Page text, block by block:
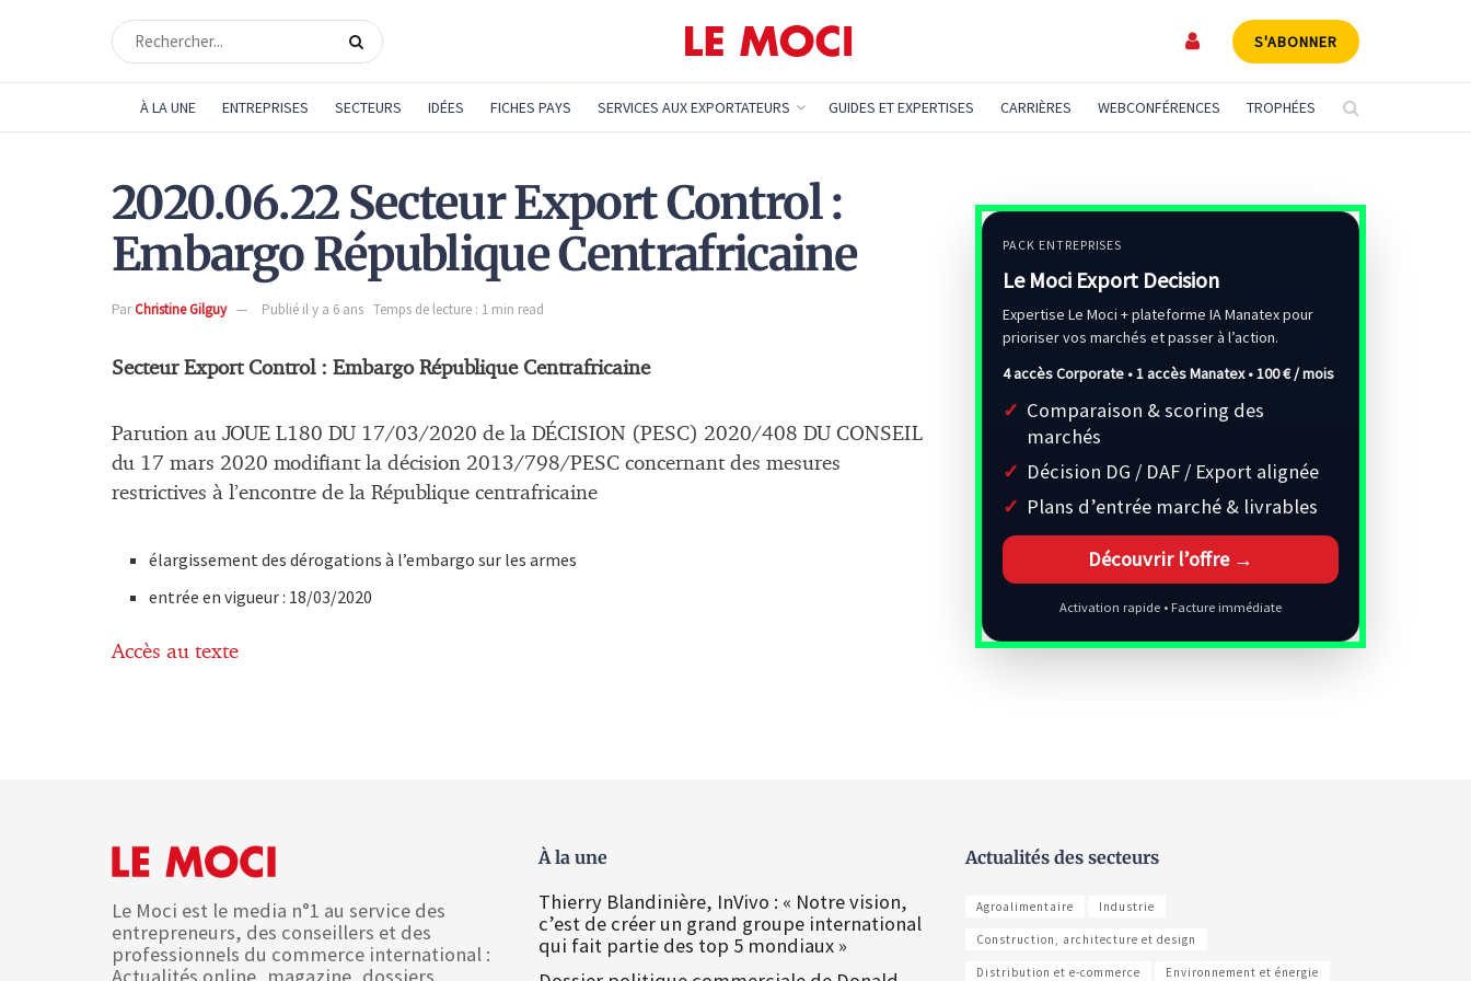
S'ABONNER
À LA UNE ENTREPRISES SECTEURS IDÉES FICHES PAYS SERVICES AUX EXPORTATEURS GUIDES ET EXPERTISES CARRIÈRES WEBCONFÉRENCES TROPHÉES
2020.06.22 Secteur Export Control :
Embargo République Centrafricaine
ParChristine Gilguy Publié il y a 6 ans Temps de lecture : 1 min read
Secteur Export Control : Embargo République Centrafricaine
Parution au JOUE L180 DU 17/03/2020 de la DÉCISION (PESC) 2020/408 DU CONSEIL
du 17 mars 2020 modifiant la décision 2013/798/PESC concernant des mesures
restrictives à l’encontre de la République centrafricaine
élargissement des dérogations à l’embargo sur les armes
entrée en vigueur : 18/03/2020
Accès au texte
PACK ENTREPRISES
Le Moci Export Decision
Expertise Le Moci + plateforme IA Manatex pour
prioriser vos marchés et passer à l’action.
4 accès Corporate • 1 accès Manatex •100 € / mois
Comparaison & scoring des
marchés
Décision DG / DAF / Export alignée
Plans d’entrée marché & livrables
Découvrir l’offre →
Activation rapide • Facture immédiate
Le Moci est le media n°1 au service des
entrepreneurs, des conseillers et des
professionnels du commerce international :
À la une
Thierry Blandinière, InVivo : « Notre vision,
c’est de créer un grand groupe international
qui fait partie des top 5 mondiaux »
Actualités des secteurs
Agroalimentaire Industrie
Construction, architecture et design
Distribution et e-commerce Environnement et énergie